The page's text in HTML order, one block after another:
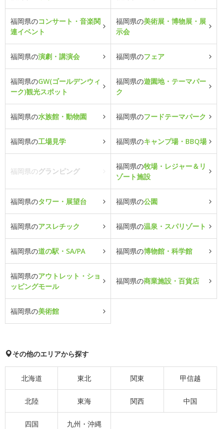
福岡県のコンサート・音楽関
連イベント
福岡県の美術展・博物展・展
示会
福岡県の演劇・講演会 福岡県のフェア
福岡県のGW(ゴールデンウィ
ーク)観光スポット
福岡県の遊園地・テーマパー
ク
福岡県の水族館・動物園 福岡県のフードテーマパーク
福岡県の工場見学 福岡県のキャンプ場・BBQ場
福岡県のグランピング
福岡県の牧場・レジャー＆リ
ゾート施設
福岡県のタワー・展望台 福岡県の公園
福岡県のアスレチック 福岡県の温泉・スパリゾート
福岡県の道の駅・SA/PA 福岡県の博物館・科学館
福岡県のアウトレット・ショ
ッピングモール
福岡県の商業施設・百貨店
福岡県の美術館
その他のエリアから探す
北海道 東北 関東 甲信越
北陸 東海 関西 中国
四国 九州・沖縄